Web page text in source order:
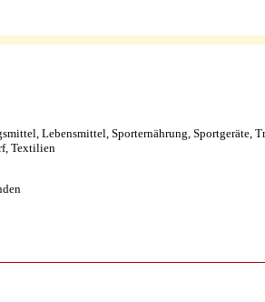
Lebensmittel, Sporternährung, Sportgeräte,
Textilien